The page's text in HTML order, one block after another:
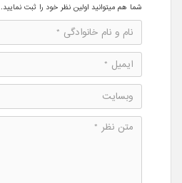
شما هم میتوانید اولین نظر خود را ثبت نمایید.